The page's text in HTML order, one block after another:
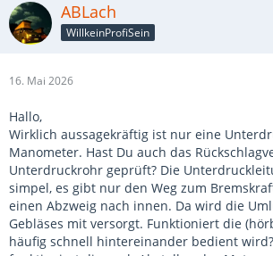
ABLach
WillkeinProfiSein
16. Mai 2026
Hallo,
Wirklich aussagekräftig ist nur eine
Manometer. Hast Du auch das
Unterdruckrohr geprüft? Die
simpel, es gibt nur den Weg zum
einen Abzweig nach innen. Da wird die
Gebläses mit versorgt. Funktioniert die
häufig schnell hintereinander bedient